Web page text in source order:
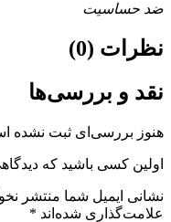
ضد حساسیت
نظرات (0)
نقد و بررسی‌ها
هنوز بررسی‌ای ثبت نشده
اولین کسی باشید که
نشانی ایمیل شما منتشر
علامت‌گذاری شده‌اند *